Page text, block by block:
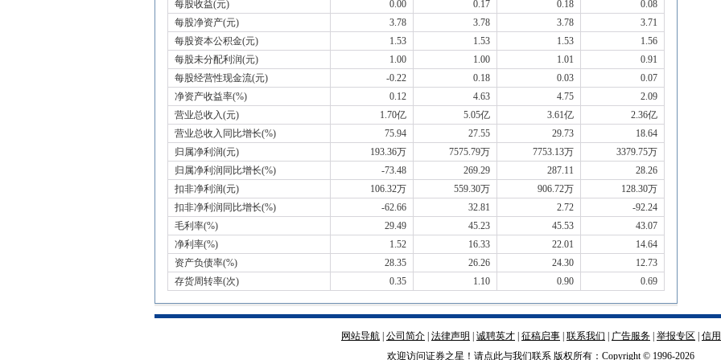
每股收益(元) 0.00 0.17 0.18
0.08
每股净资产(元)
3.78 3.78 3.78
3.71
每股资本公积金(元)
1.53 1.53 1.53
1.56
每股未分配利润(元)
1.00 1.00 1.01
0.91
每股经营性现金流(元)
-0.22 0.18 0.03
0.07
净资产收益率(%)
0.12 4.63 4.75
2.09
营业总收入(元)
1.70亿 5.05亿 3.61亿
2.36亿
营业总收入同比增长(%)
75.94 27.55 29.73
18.64
归属净利润(元)
193.36万 7575.79万 7753.13万
3379.75万
归属净利润同比增长(%)
-73.48 269.29 287.11
28.26
扣非净利润(元)
106.32万 559.30万 906.72万
128.30万
扣非净利润同比增长(%)
-62.66 32.81 2.72
-92.24
毛利率(%)
29.49 45.23 45.53
43.07
净利率(%)
1.52 16.33 22.01
14.64
资产负债率(%)
28.35 26.26 24.30
12.73
存货周转率(次)
0.35 1.10 0.90 0.69
网站导航 公司简介 法律声明 诚聘英才 征稿启事 联系我们 广告服务 举报专区
信
欢迎访问证券之星！请点此与我们联系 版权所有：Copyright © 1996-2026